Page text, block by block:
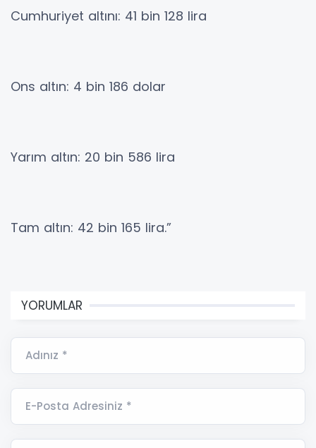
Cumhuriyet altını: 41 bin 128 lira
Ons altın: 4 bin 186 dolar
Yarım altın: 20 bin 586 lira
Tam altın: 42 bin 165 lira.”
YORUMLAR
Adınız *
E-Posta Adresiniz *